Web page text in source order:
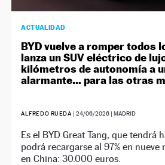
ACTUALIDAD
BYD vuelve a romper todos
lanza un SUV eléctrico de
kilómetros de autonomía a
alarmante… para las otras
ALFREDO RUEDA | 24/06/2026| MADRID
Es el BYD Great Tang, que tendrá
podrá recargarse al 97% en
en China: 30.000 euros.